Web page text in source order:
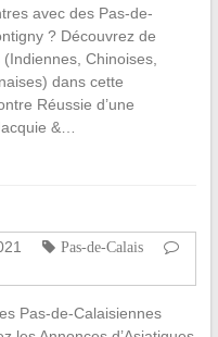
avec des Pas-de-
? Découvrez de
(Indiennes, Chinoises,
dans cette
Réussie d’une
&…
Pas-de-Calais
Pas-de-Calaisiennes